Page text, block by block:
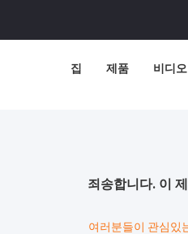
집 제품 비디오
죄송합니다. 이
여러분들이 관심있